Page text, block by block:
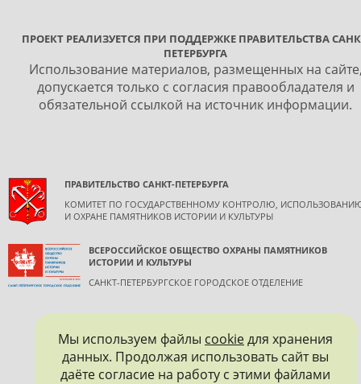
ПРОЕКТ РЕАЛИЗУЕТСЯ ПРИ ПОДДЕРЖКЕ ПРАВИТЕЛЬСТВА
ПЕТЕРБУРГА
Использование материалов, размещенных на
допускается только с согласия правообладателя и
обязательной ссылкой на источник информации.
ПРАВИТЕЛЬСТВО САНКТ-ПЕТЕРБУРГА
КОМИТЕТ ПО ГОСУДАРСТВЕННОМУ КОНТРОЛЮ,
И ОХРАНЕ ПАМЯТНИКОВ ИСТОРИИ И КУЛЬТУРЫ
ВСЕРОССИЙСКОЕ ОБЩЕСТВО ОХРАНЫ ПАМЯТНИКОВ
ИСТОРИИ И КУЛЬТУРЫ
САНКТ-ПЕТЕРБУРГСКОЕ ГОРОДСКОЕ ОТДЕЛЕНИЕ
Мы используем файлы cookieдля хранения
данных. Продолжая использовать сайт вы
даёте согласие на работу с этими файлами